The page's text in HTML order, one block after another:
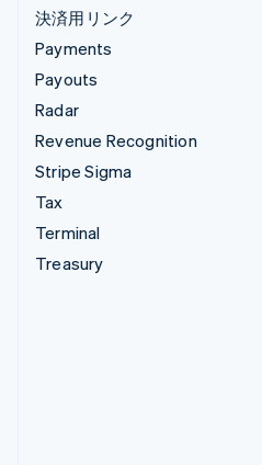
決済用リンク
Payments
Payouts
Radar
Revenue Recognition
Stripe Sigma
Tax
Terminal
Treasury